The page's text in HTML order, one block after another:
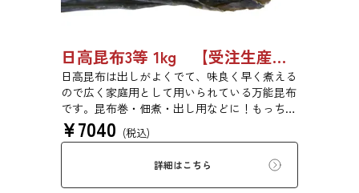
日高昆布3等 1kg 【受注生産品】03070054
日高昆布は出しがよくでて、味良く早く煮える
ので広く家庭用として用いられている万能昆布
です。昆布巻・佃煮・出し用などに！もっちり
とした旨みのある食感です。
¥7040 (税込)
詳細はこちら